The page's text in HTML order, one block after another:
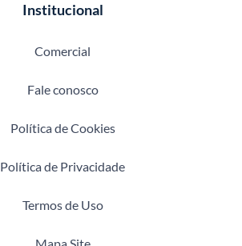
Institucional
Comercial
Fale conosco
Política de Cookies
Política de Privacidade
Termos de Uso